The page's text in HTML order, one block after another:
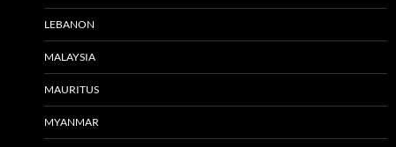
LEBANON
MALAYSIA
MAURITUS
MYANMAR